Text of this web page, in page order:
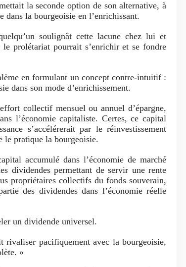
la seconde option de son alternative, à
la bourgeoisie en l’enrichissant.
soulignât cette lacune chez lui et
le prolétariat pourrait s’enrichir et se fondre
en formulant un concept contre-intuitif :
dans son mode d’enrichissement.
collectif mensuel ou annuel d’épargne,
l’économie capitaliste. Certes, ce capital
s’accélérerait par le réinvestissement
le pratique la bourgeoisie.
accumulé dans l’économie de marché
dividendes permettant de servir une rente
propriétaires collectifs du fonds souverain,
des dividendes dans l’économie réelle
un dividende universel.
pacifiquement avec la bourgeoisie,
»